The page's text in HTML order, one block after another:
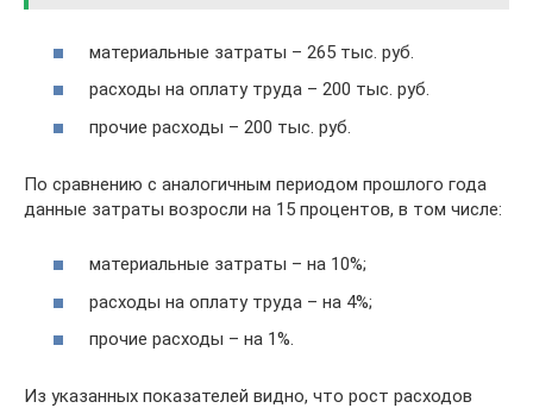
материальные затраты – 265 тыс. руб.
расходы на оплату труда – 200 тыс. руб.
прочие расходы – 200 тыс. руб.
По сравнению с аналогичным периодом прошлого года
данные затраты возросли на 15 процентов, в том числе:
материальные затраты – на 10%;
расходы на оплату труда – на 4%;
прочие расходы – на 1%.
Из указанных показателей видно, что рост расходов